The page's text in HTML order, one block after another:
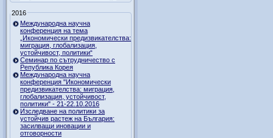
2016
Международна научна
конференция на тема
„Икономически предизвикателства:
миграция, глобализация,
устойчивост, политики“
Семинар по сътрудничество с
Република Корея
Международна научна
конференция "Икономически
предизвикателства: миграция,
глобализация, устойчивост,
политики" - 21-22.10.2016
Изследване на политики за
устойчив растеж на България:
засилващи иновации и
отговорности